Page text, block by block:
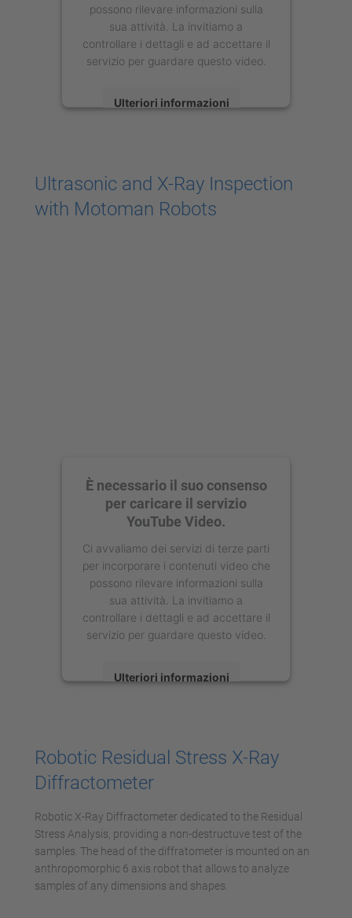
possono rilevare informazioni sulla
sua attività. La invitiamo a
controllare i dettagli e ad accettare il
servizio per guardare questo video.
Ulteriori informazioni
Management Platform
Ultrasonic and X-Ray Inspection
with Motoman Robots
È necessario il suo consenso
per caricare il servizio
YouTube Video.
Ci avvaliamo dei servizi di terze parti
per incorporare i contenuti video che
possono rilevare informazioni sulla
sua attività. La invitiamo a
controllare i dettagli e ad accettare il
servizio per guardare questo video.
Ulteriori informazioni
Management Platform
Robotic Residual Stress X-Ray
Diffractometer
Robotic X-Ray Diffractometer dedicated to the Residual
Stress Analysis, providing a non-destructuve test of the
samples. The head of the diffratometer is mounted on an
anthropomorphic 6 axis robot that allows to analyze
samples of any dimensions and shapes.